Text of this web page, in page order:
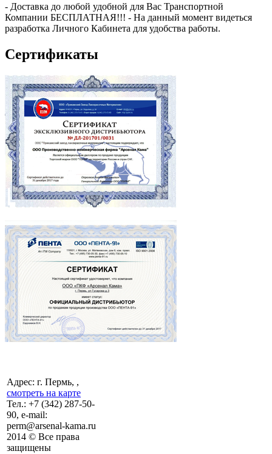
- Доставка до любой удобной для Вас Транспортной
Компании БЕСПЛАТНАЯ!!! - На данный момент видеться
разработка Личного Кабинета для удобства работы.
Сертификаты
Адрес: г. Пермь, ,
смотреть на карте
Тел.: +7 (342) 287-50-
90, e-mail:
perm@arsenal-kama.ru
2014 © Все права
защищены